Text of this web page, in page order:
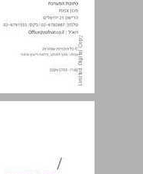
תוכן העניינים ... 3